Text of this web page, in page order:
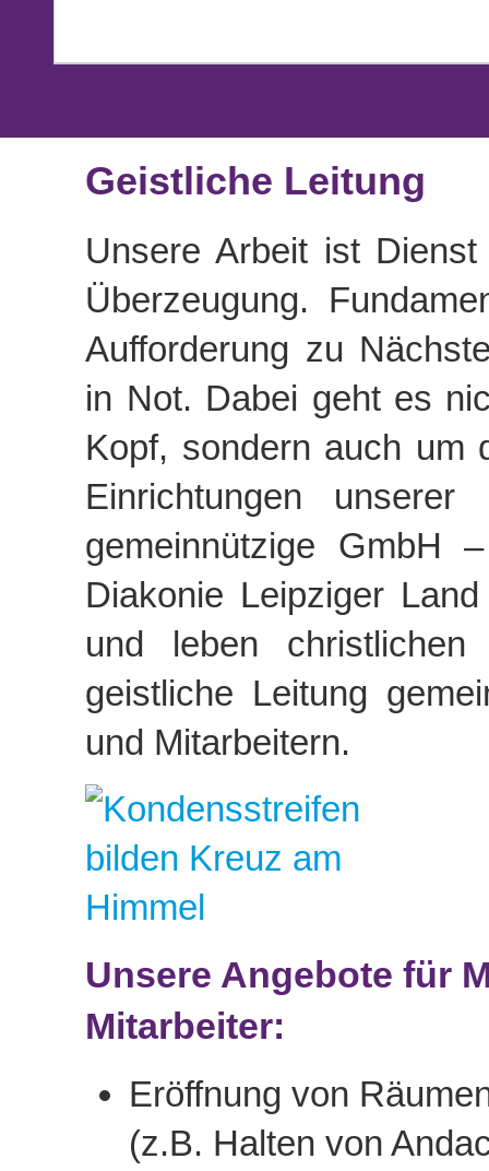
Geistliche Leitung
Unsere Arbeit ist
Überzeugung.
Aufforderung zu
in Not. Dabei geht es
Kopf, sondern auch um
Einrichtungen unserer
gemeinnützige GmbH
Diakonie Leipziger
und leben
geistliche Leitung
und Mitarbeitern.
Unsere Angebote für
Mitarbeiter:
Eröffnung von
(z.B. Halten von